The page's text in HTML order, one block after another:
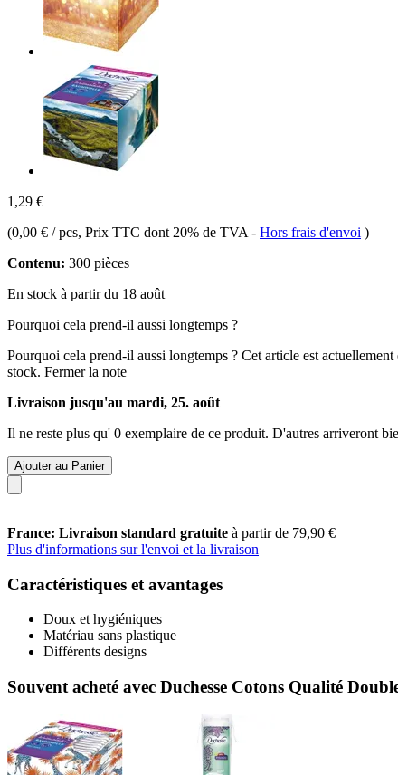
1,29 €
(0,00 € / pcs, Prix TTC dont 20% de TVA - Hors frais d'envoi )
Contenu: 300 pièces
En stock à partir du 18 août
Pourquoi cela prend-il aussi longtemps ?
Pourquoi cela prend-il aussi longtemps ? Cet article est
stock. Fermer la note
Livraison jusqu'au mardi, 25. août
Il ne reste plus qu' 0 exemplaire de ce produit. D'autres arriveront
Ajouter au Panier
France: Livraison standard gratuite à partir de 79,90 €
Plus d'informations sur l'envoi et la livraison
Caractéristiques et avantages
Doux et hygiéniques
Matériau sans plastique
Différents designs
Souvent acheté avec Duchesse Cotons Qualité